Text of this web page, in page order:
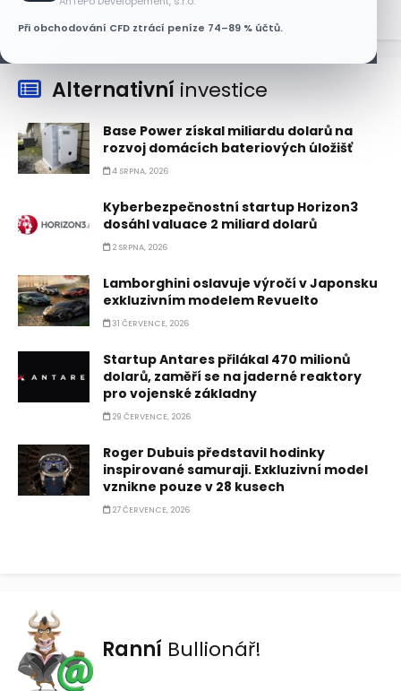
Při obchodování CFD ztrácí peníze 74–89 % účtů.
Alternativní investice
Base Power získal miliardu dolarů na
rozvoj domácích bateriových úložišť
4 SRPNA, 2026
Kyberbezpečnostní startup Horizon3
dosáhl valuace 2 miliard dolarů
2 SRPNA, 2026
Lamborghini oslavuje výročí v Japonsku
exkluzivním modelem Revuelto
31 ČERVENCE, 2026
Startup Antares přilákal 470 milionů
dolarů, zaměří se na jaderné reaktory
pro vojenské základny
29 ČERVENCE, 2026
Roger Dubuis představil hodinky
inspirované samuraji. Exkluzivní model
vznikne pouze v 28 kusech
27 ČERVENCE, 2026
Ranní Bullionář!